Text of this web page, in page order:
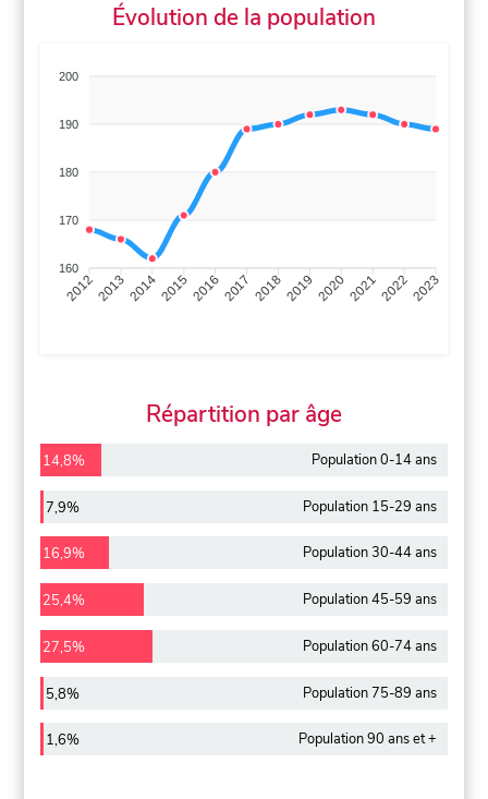
Évolution de la population
200
190
180
170
160
201220132014201520162017 20182019 2020202120222023
Répartition par âge
14,8% Population 0-14 ans
7,9% Population 15-29 ans
16,9% Population 30-44 ans
25,4% Population 45-59 ans
27,5% Population 60-74 ans
5,8% Population 75-89 ans
1,6% Population 90 ans et +